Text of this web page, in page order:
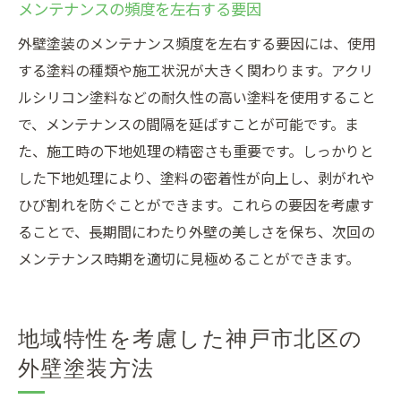
メンテナンスの頻度を左右する要因
外壁塗装のメンテナンス頻度を左右する要因には、使用
する塗料の種類や施工状況が大きく関わります。アクリ
ルシリコン塗料などの耐久性の高い塗料を使用すること
で、メンテナンスの間隔を延ばすことが可能です。ま
た、施工時の下地処理の精密さも重要です。しっかりと
した下地処理により、塗料の密着性が向上し、剥がれや
ひび割れを防ぐことができます。これらの要因を考慮す
ることで、長期間にわたり外壁の美しさを保ち、次回の
メンテナンス時期を適切に見極めることができます。
地域特性を考慮した神戸市北区の
外壁塗装方法